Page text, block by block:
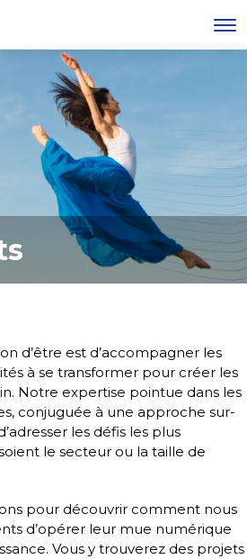
d’être est d’accompagner les
à se transformer pour créer les
Notre expertise pointue dans les
conjuguée à une approche sur-
les défis les plus
le secteur ou la taille de
pour découvrir comment nous
d’opérer leur mue numérique
Vous y trouverez des projets